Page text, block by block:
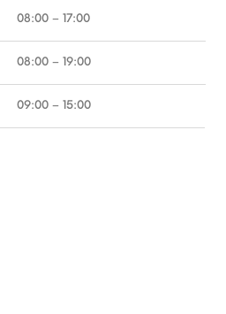
08:00 – 17:00
08:00 – 19:00
09:00 – 15:00